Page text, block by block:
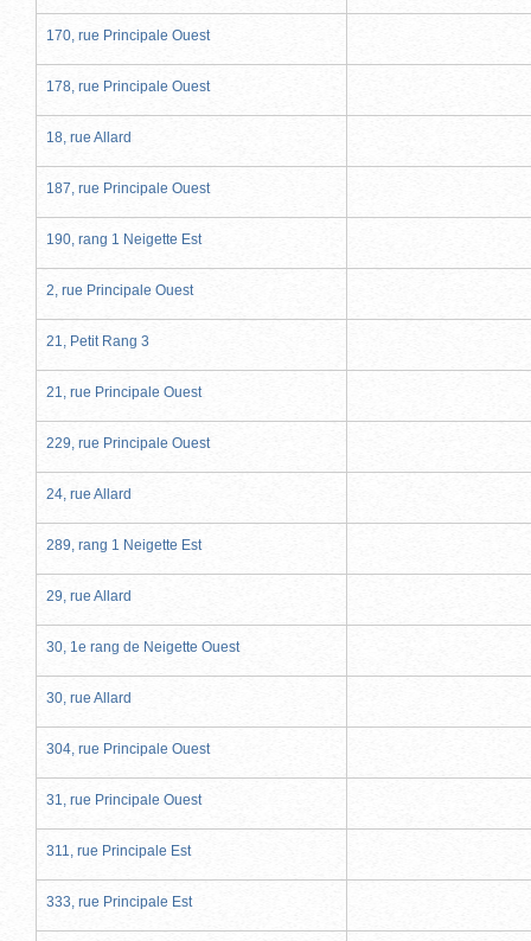
170, rue Principale Ouest
178, rue Principale Ouest
18, rue Allard
187, rue Principale Ouest
190, rang 1 Neigette Est
2, rue Principale Ouest
21, Petit Rang 3
21, rue Principale Ouest
229, rue Principale Ouest
24, rue Allard
289, rang 1 Neigette Est
29, rue Allard
30, 1e rang de Neigette Ouest
30, rue Allard
304, rue Principale Ouest
31, rue Principale Ouest
311, rue Principale Est
333, rue Principale Est